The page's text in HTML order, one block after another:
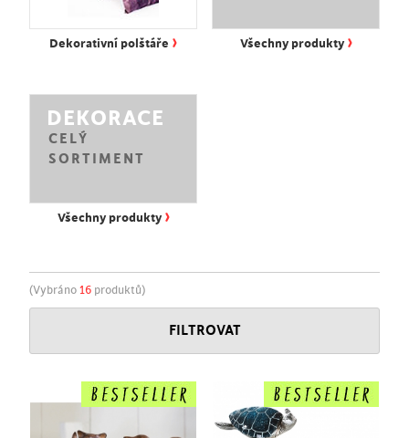
Dekorativní polštáře › Všechny produkty ›
DEKORACE
CELÝ
SORTIMENT
Všechny produkty ›
(Vybráno 16 produktů)
FILTROVAT